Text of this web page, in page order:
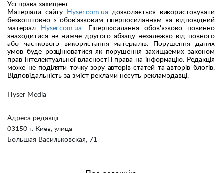
Hyser Media
Адреса редакції
03150 г. Киев, улица
Большая Васильковская, 71
Усі права захищені.
Матеріали сайту
Hyser.com.ua дозволяється використовувати
безкоштовно з обов'язковим гіперпосиланням на відповідний
матеріал
Hyser.com.ua . Гіперпосилання обов'язково повинно
знаходитися не нижче другого абзацу незалежно від повного
або часткового використання матеріалів. Порушення даних
умов буде розцінюватися як порушення захищаемих законом
прав інтелектуальної власності і права на інформацію. Редакція
може не поділяти точку зору авторів статей та авторів блогів.
Відповідальність за зміст реклами несуть рекламодавці.